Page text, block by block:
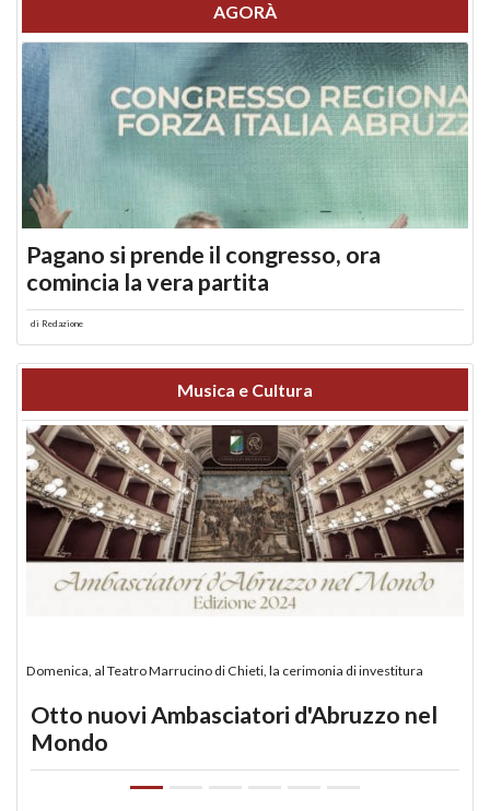
AGORÀ
Pagano si prende il congresso, ora
comincia la vera partita
di Redazione
Musica e Cultura
Domenica, al Teatro Marrucino di Chieti, la cerimonia di investitura
Otto nuovi Ambasciatori d'Abruzzo nel
Mondo